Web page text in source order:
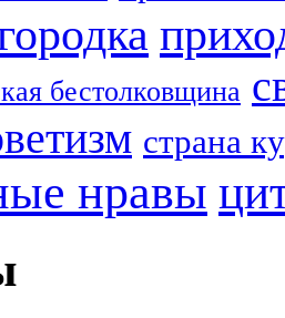
бестолковщина
страна
нравы